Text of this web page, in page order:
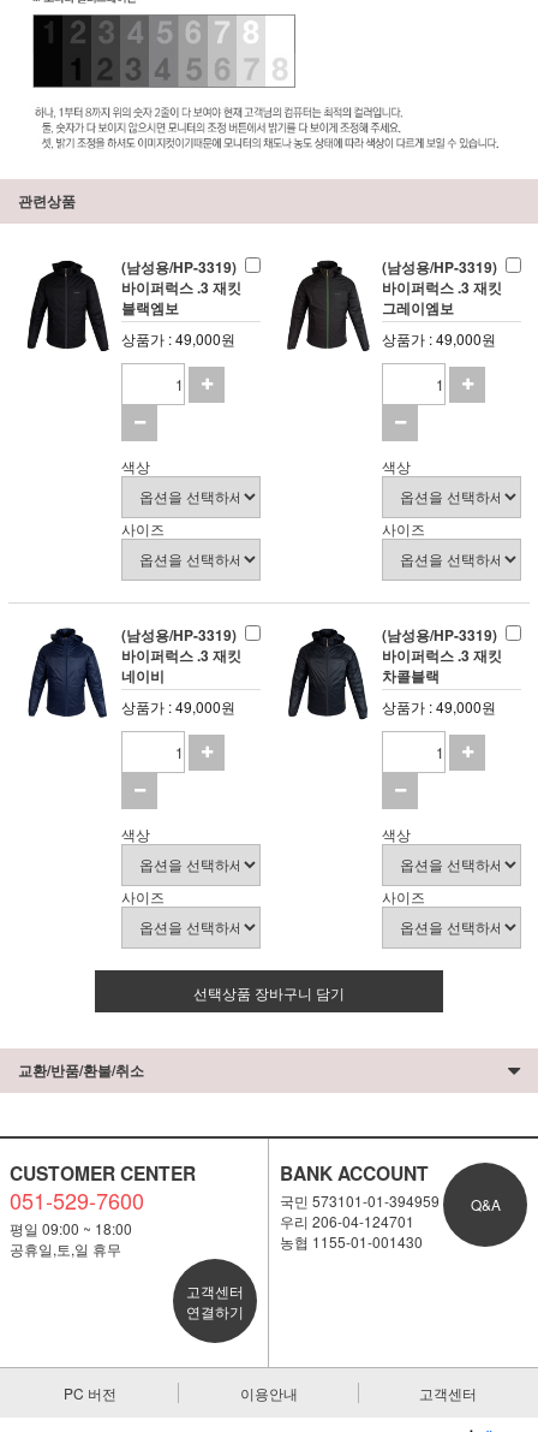
관련상품
(남성용/HP-3319)
바이퍼럭스 .3 재킷
블랙엠보
상품가 : 49,000원
색상
사이즈
(남성용/HP-3319)
바이퍼럭스 .3 재킷
그레이엠보
상품가 : 49,000원
색상
사이즈
(남성용/HP-3319)
바이퍼럭스 .3 재킷
네이비
상품가 : 49,000원
색상
사이즈
(남성용/HP-3319)
바이퍼럭스 .3 재킷
차콜블랙
상품가 : 49,000원
색상
사이즈
선택상품 장바구니 담기
교환/반품/환불/취소
CUSTOMER CENTER
051-529-7600
평일 09:00 ~ 18:00
공휴일,토,일 휴무
고객센터
연결하기
BANK ACCOUNT
국민 573101-01-394959
우리 206-04-124701
농협 1155-01-001430
Q&A
PC 버전 이용안내 고객센터